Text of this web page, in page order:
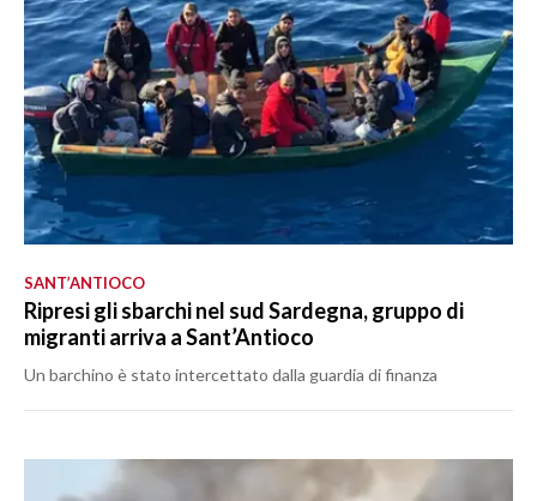
SANT’ANTIOCO
Ripresi gli sbarchi nel sud Sardegna, gruppo di
migranti arriva a Sant’Antioco
Un barchino è stato intercettato dalla guardia di finanza